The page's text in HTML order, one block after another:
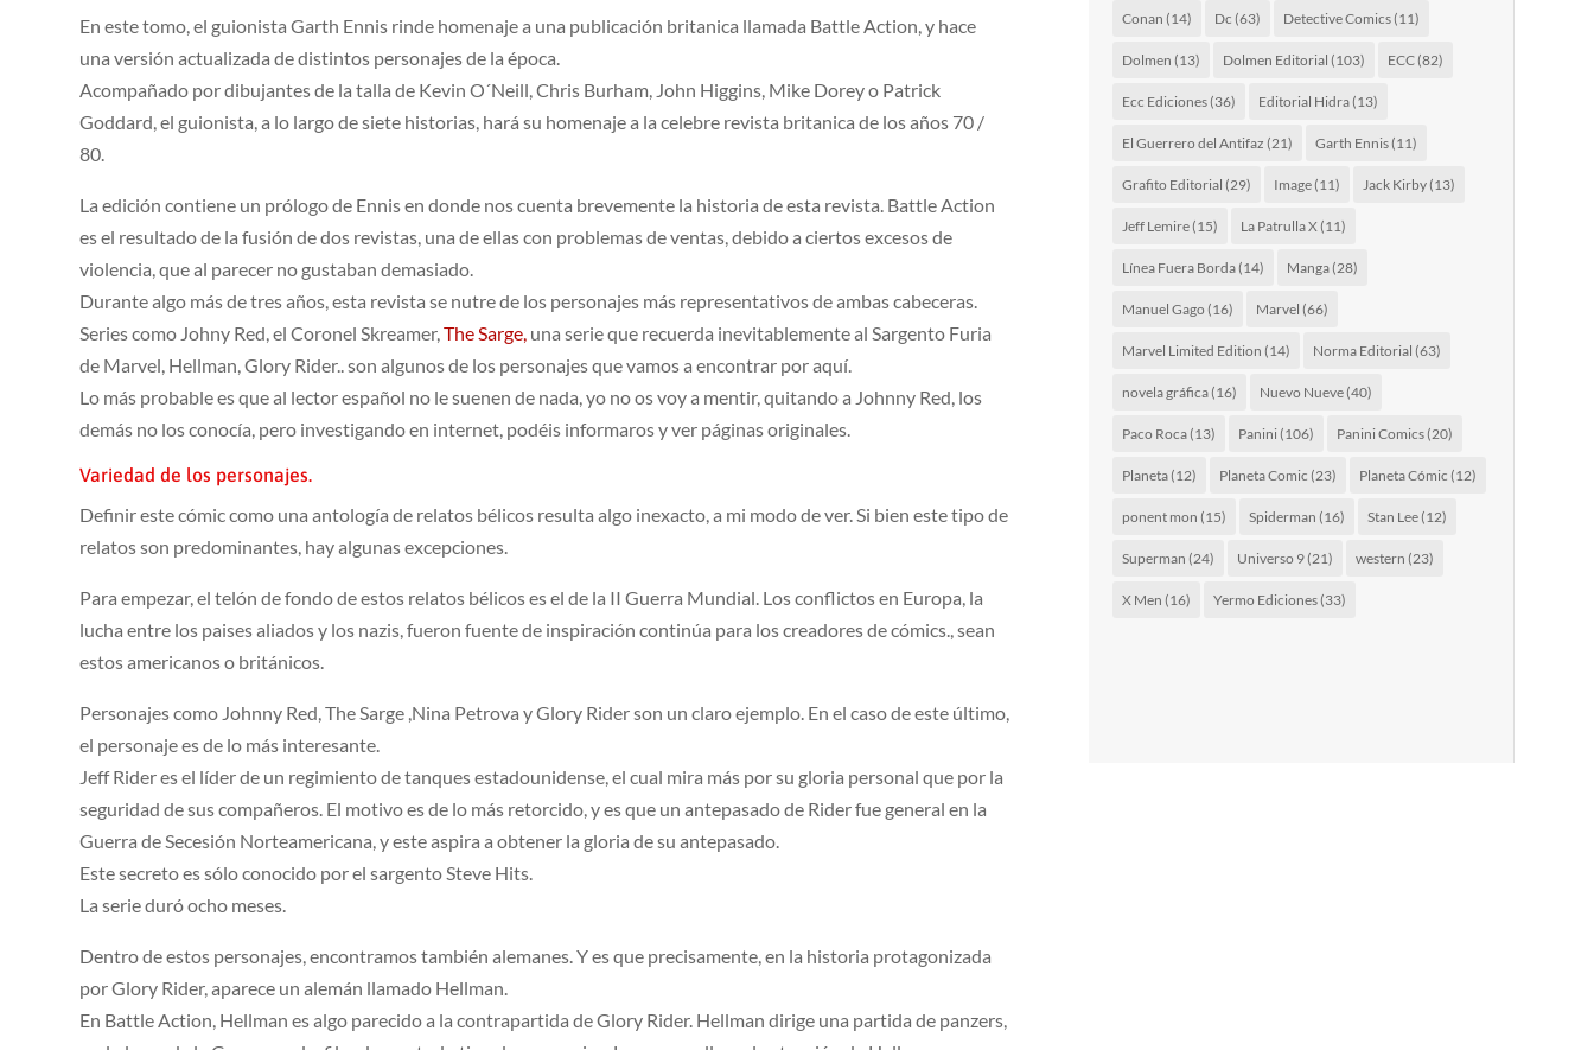
En este tomo, el guionista Garth Ennis rinde homenaje a una publicación britanica llamada Battle Action, y hace
una versión actualizada de distintos personajes de la época.
Acompañado por dibujantes de la talla de Kevin O´Neill, Chris Burham, John Higgins, Mike Dorey o Patrick
Goddard, el guionista, a lo largo de siete historias, hará su homenaje a la celebre revista britanica de los años 70 /
80.
La edición contiene un prólogo de Ennis en donde nos cuenta brevemente la historia de esta revista. Battle Action
es el resultado de la fusión de dos revistas, una de ellas con problemas de ventas, debido a ciertos excesos de
violencia, que al parecer no gustaban demasiado.
Durante algo más de tres años, esta revista se nutre de los personajes más representativos de ambas cabeceras.
Series como Johny Red, el Coronel Skreamer,The Sarge, una serie que recuerda inevitablemente al Sargento Furia
de Marvel, Hellman, Glory Rider.. son algunos de los personajes que vamos a encontrar por aquí.
Lo más probable es que al lector español no le suenen de nada, yo no os voy a mentir, quitando a Johnny Red, los
demás no los conocía, pero investigando en internet, podéis informaros y ver páginas originales.
Variedad de los personajes.
Definir este cómic como una antología de relatos bélicos resulta algo inexacto, a mi modo de ver. Si bien este tipo de
relatos son predominantes, hay algunas excepciones.
Para empezar, el telón de fondo de estos relatos bélicos es el de la II Guerra Mundial. Los conflictos en Europa, la
lucha entre los paises aliados y los nazis, fueron fuente de inspiración continúa para los creadores de cómics., sean
estos americanos o británicos.
Personajes como Johnny Red, The Sarge ,Nina Petrova y Glory Rider son un claro ejemplo. En el caso de este último,
el personaje es de lo más interesante.
Jeff Rider es el líder de un regimiento de tanques estadounidense, el cual mira más por su gloria personal que por la
seguridad de sus compañeros. El motivo es de lo más retorcido, y es que un antepasado de Rider fue general en la
Guerra de Secesión Norteamericana, y este aspira a obtener la gloria de su antepasado.
Este secreto es sólo conocido por el sargento Steve Hits.
La serie duró ocho meses.
Dentro de estos personajes, encontramos también alemanes. Y es que precisamente, en la historia protagonizada
por Glory Rider, aparece un alemán llamado Hellman.
En Battle Action, Hellman es algo parecido a la contrapartida de Glory Rider. Hellman dirige una partida de panzers,
Conan (14) Dc (63) Detective Comics(11)
Dolmen (13) Dolmen Editorial (103) ECC(82)
Ecc Ediciones(36) Editorial Hidra(13)
El Guerrero del Antifaz (21) Garth Ennis(11)
Grafito Editorial (29) Image(11) Jack Kirby(13)
Jeff Lemire(15) La Patrulla X(11)
Línea Fuera Borda(14) Manga(28)
Manuel Gago (16) Marvel (66)
Marvel Limited Edition (14) Norma Editorial (63)
novela gráfica(16) Nuevo Nueve(40)
Paco Roca(13) Panini(106) Panini Comics(20)
Planeta(12) Planeta Comic (23) Planeta Cómic (12)
ponent mon (15) Spiderman (16) Stan Lee(12)
Superman (24) Universo 9(21) western (23)
X Men (16) Yermo Ediciones(33)